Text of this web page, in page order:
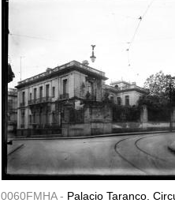
0060FMHA - Palacio Taranco.